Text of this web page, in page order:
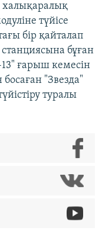
халықаралық
түйісе
бір қайталап
бұған
ғарыш кемесін
"Звезда"
туралы